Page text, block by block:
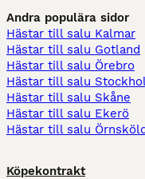
Andra populära sidor
Hästar till salu Kalmar
Hästar till salu Gotland
Hästar till salu Örebro
Hästar till salu
Hästar till salu Skåne
Hästar till salu Ekerö
Hästar till salu
Köpekontrakt